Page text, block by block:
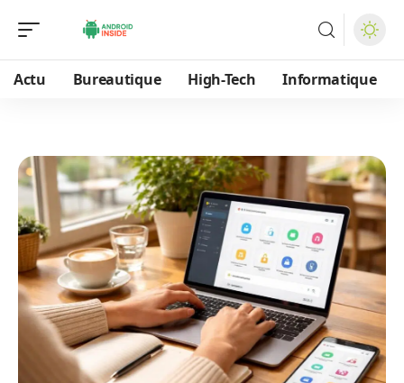
Actu Bureautique High-Tech Informatique